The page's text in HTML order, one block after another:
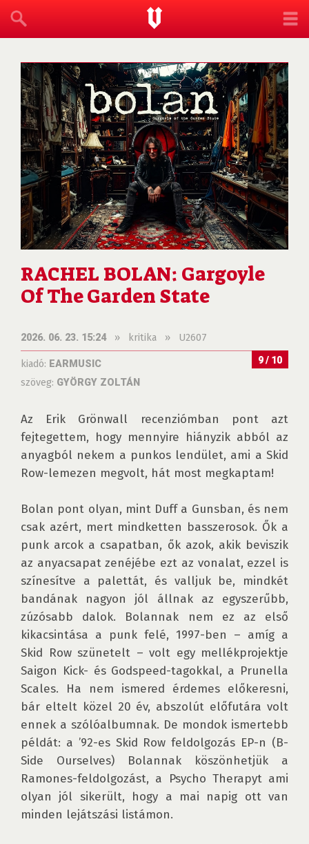
RACHEL BOLAN: Gargoyle
Of The Garden State
2026. 06. 23. 15:24» kritika » U2607
9 / 10
kiadó: EARMUSIC
szöveg: GYÖRGY ZOLTÁN
Az Erik Grönwall recenziómban pont azt
fejtegettem, hogy mennyire hiányzik abból az
anyagból nekem a punkos lendület, ami a Skid
Row-lemezen megvolt, hát most megkaptam!
Bolan pont olyan, mint Duff a Gunsban, és nem
csak azért, mert mindketten basszerosok. Ők a
punk arcok a csapatban, ők azok, akik beviszik
az anyacsapat zenéjébe ezt az vonalat, ezzel is
színesítve a palettát, és valljuk be, mindkét
bandának nagyon jól állnak az egyszerűbb,
zúzósabb dalok. Bolannak nem ez az első
kikacsintása a punk felé, 1997-ben – amíg a
Skid Row szünetelt – volt egy mellékprojektje
Saigon Kick- és Godspeed-tagokkal, a Prunella
Scales. Ha nem ismered érdemes előkeresni,
bár eltelt közel 20 év, abszolút előfutára volt
ennek a szólóalbumnak. De mondok ismertebb
példát: a ’92-es Skid Row feldolgozás EP-n (B-
Side Ourselves) Bolannak köszönhetjük a
Ramones-feldolgozást, a Psycho Therapyt ami
olyan jól sikerült, hogy a mai napig ott van
minden lejátszási listámon.